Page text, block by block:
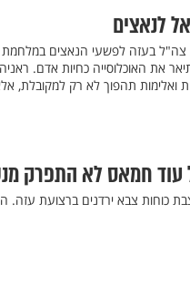
לנאצים
צה"ל בעזה לפשעי הנאצים
את האוכלוסייה כחיות אדם.
תהפוך לא רק למקובלת,
עוד חמאס לא התפרק
כוחות צבא ירדנים ברצועת עזה.